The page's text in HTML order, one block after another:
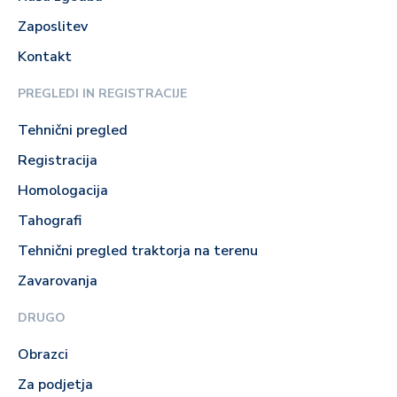
Zaposlitev
Kontakt
PREGLEDI IN REGISTRACIJE
Tehnični pregled
Registracija
Homologacija
Tahografi
Tehnični pregled traktorja na terenu
Zavarovanja
DRUGO
Obrazci
Za podjetja